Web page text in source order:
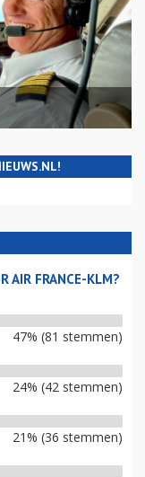
AIR FRANCE-KLM?
47% (81 stemmen)
24% (42 stemmen)
21% (36 stemmen)